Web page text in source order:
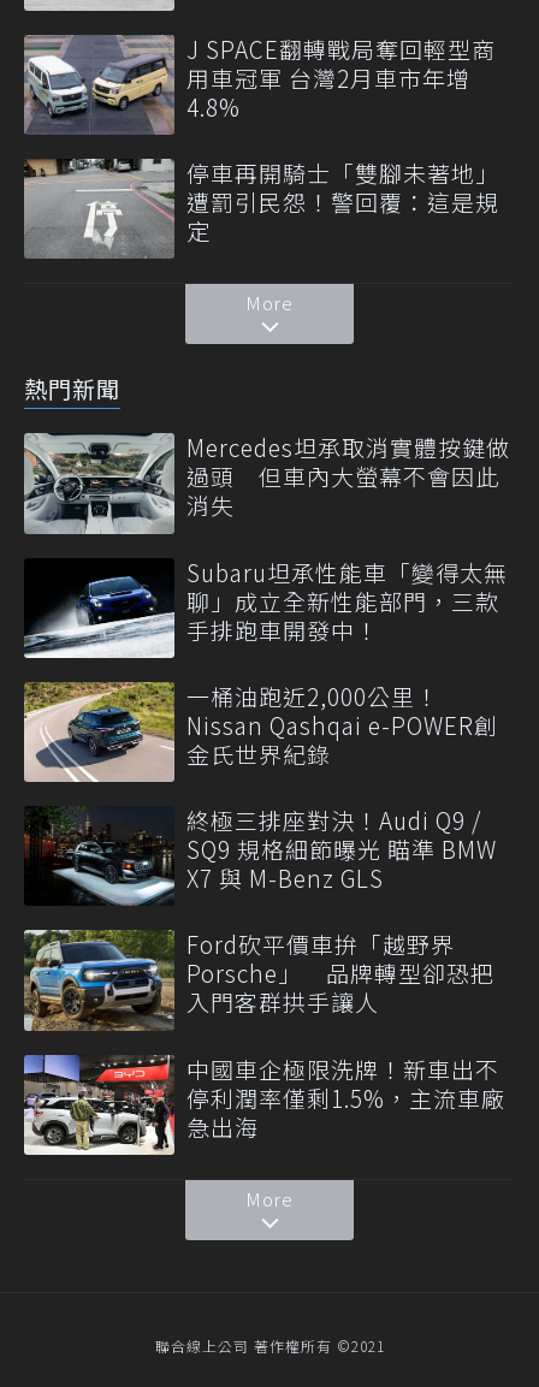
J SPACE翻轉戰局奪回輕型商
用車冠軍 台灣2月車市年增
4.8%
停車再開騎士「雙腳未著地」
遭罰引民怨！警回覆：這是規
定
More
熱門新聞
Mercedes坦承取消實體按鍵做
過頭 但車內大螢幕不會因此
消失
Subaru坦承性能車「變得太無
聊」成立全新性能部門，三款
手排跑車開發中！
一桶油跑近2,000公里！
Nissan Qashqai e-POWER創
金氏世界紀錄
終極三排座對決！Audi Q9 /
SQ9 規格細節曝光 瞄準 BMW
X7 與 M-Benz GLS
Ford砍平價車拚「越野界
Porsche」 品牌轉型卻恐把
入門客群拱手讓人
中國車企極限洗牌！新車出不
停利潤率僅剩1.5%，主流車廠
急出海
More
聯合線上公司 著作權所有 ©2021